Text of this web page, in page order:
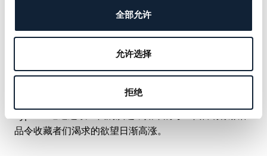
全部允许
允许选择
拒绝
在品牌资料中值得注意的是，军用版本被称为“Type
20”，而民用版本则被称为“Type XX”。
Type XX作为一款飞行员腕表被推出，配备于此腕表而言
具有象征意义的飞返计时功能。飞返功能可使得计时表
盘在简单按压位于下方的按钮时直接归零，这能够简化
品令收藏者们渴求的欲望日渐高涨。